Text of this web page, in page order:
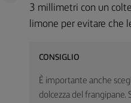
3 millimetri con un
limone per evitare che
CONSIGLIO
È importante anche
dolcezza del